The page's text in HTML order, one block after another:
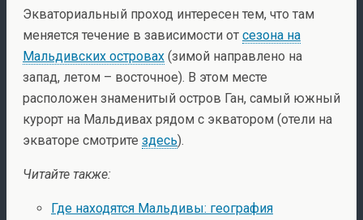
Экваториальный проход интересен тем, что там
меняется течение в зависимости от сезона на
Мальдивских островах (зимой направлено на
запад, летом – восточное). В этом месте
расположен знаменитый остров Ган, самый южный
курорт на Мальдивах рядом с экватором (отели на
экваторе смотрите здесь).
Читайте также:
Где находятся Мальдивы: география